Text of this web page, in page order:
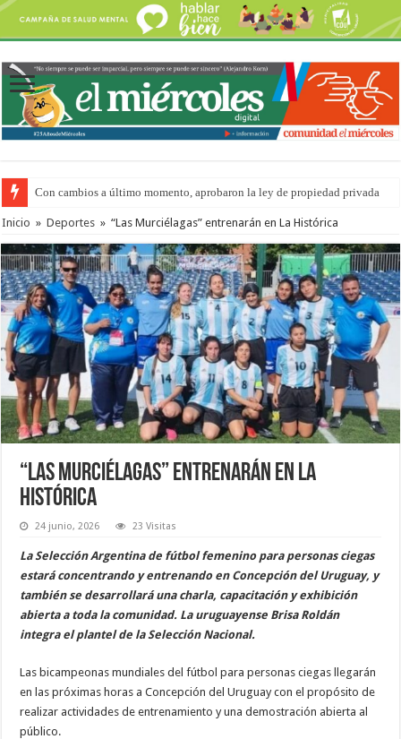
Con cambios a último momento, aprobaron la ley de propiedad privada
Inicio » Deportes » “Las Murciélagas” entrenarán en La Histórica
“Las Murciélagas” entrenarán en La
Histórica
24 junio, 2026 23 Visitas
La Selección Argentina de fútbol femenino para personas ciegas
estará concentrando y entrenando en Concepción del Uruguay, y
también se desarrollará una charla, capacitación y exhibición
abierta a toda la comunidad. La uruguayense Brisa Roldán
integra el plantel de la Selección Nacional.
Las bicampeonas mundiales del fútbol para personas ciegas llegarán
en las próximas horas a Concepción del Uruguay con el propósito de
realizar actividades de entrenamiento y una demostración abierta al
público.